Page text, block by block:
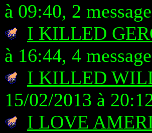
à 09:40, 2
I KILLED
à 16:44, 4
I KILLED
15/02/2013 à
I LOVE